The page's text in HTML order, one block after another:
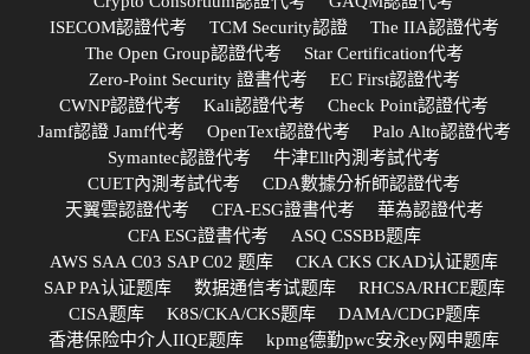
ISECOM認證代考
TCM Security認證
The IIA認證代考
The Open Group認證代考
Star Certification代考
Zero-Point Security 證書代考
EC First認證代考
CWNP認證代考
Kali認證代考
Check Point認證代考
Jamf認證 Jamf代考
OpenText認證代考
Palo Alto認證代考
Symantec認證代考
牛津Ellt內測考試代考
CUET內測考試代考
CDA數據分析師認證代考
天翼雲認證代考
CFA-ESG證書代考
華為認證代考
CFA ESG證書代考
ASQ CSSBB题库
AWS SAA C03 SAP C02 题库
CKA CKS CKAD认证题库
SAP PA认证题库
数据通信考试题库
RHCSA/RHCE题库
CISA题库
K8S/CKA/CKS题库
DAMA/CDGP题库
香港保险中介人IIQE题库
kpmg德勤pwc安永ey网申题库